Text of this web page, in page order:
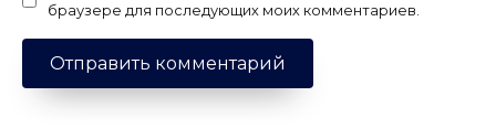
браузере для последующих моих комментариев.